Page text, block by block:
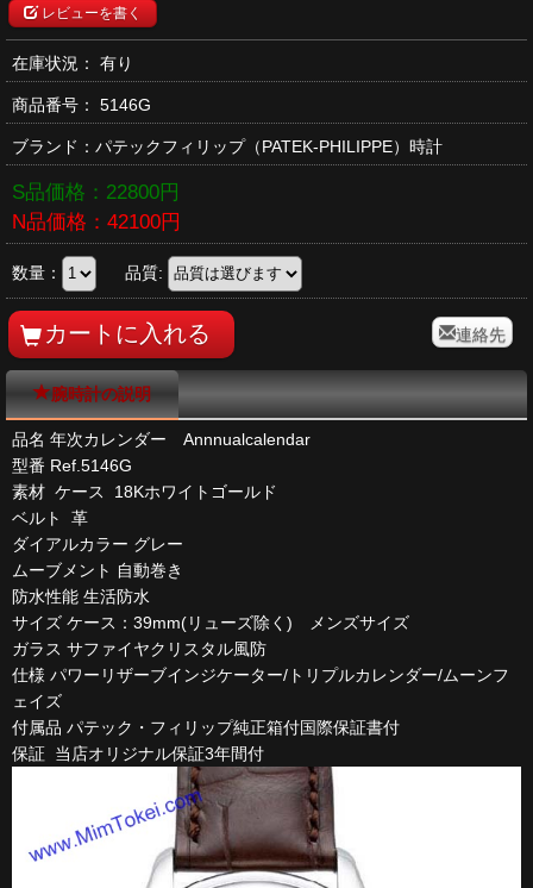
レビューを書く
在庫状況： 有り
商品番号： 5146G
ブランド： パテックフィリップ（PATEK-PHILIPPE）時計
S品価格： 22800円
N品価格： 42100円
数量： 品質:
連絡先
腕時計の説明
品名 年次カレンダー Annnualcalendar
型番 Ref.5146G
素材 ケース 18Kホワイトゴールド
ベルト 革
ダイアルカラー グレー
ムーブメント 自動巻き
防水性能 生活防水
サイズ ケース：39mm(リューズ除く) メンズサイズ
ガラス サファイヤクリスタル風防
仕様 パワーリザーブインジケーター/トリプルカレンダー/ムーンフ
ェイズ
付属品 パテック・フィリップ純正箱付国際保証書付
保証 当店オリジナル保証3年間付